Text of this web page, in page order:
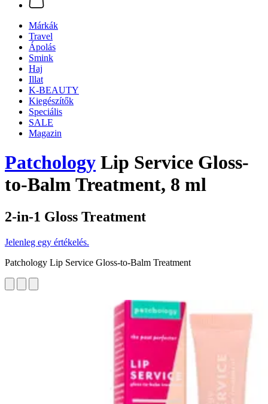
Márkák
Travel
Ápolás
Smink
Haj
Illat
K-BEAUTY
Kiegészítők
Speciális
SALE
Magazin
Patchology Lip Service Gloss-
to-Balm Treatment, 8 ml
2-in-1 Gloss Treatment
Jelenleg egy értékelés.
Patchology Lip Service Gloss-to-Balm Treatment